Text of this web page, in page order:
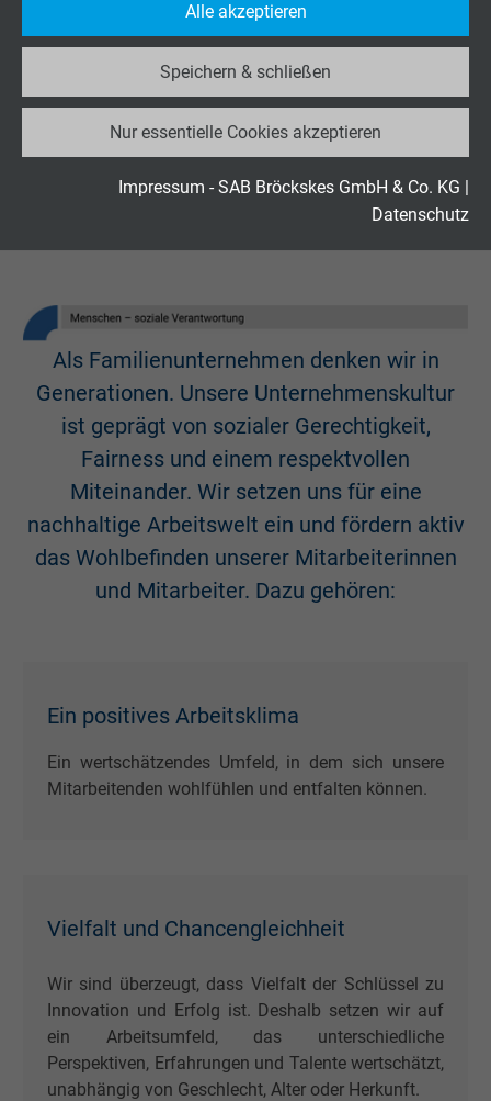
Besucher die Website nutzt.
_ga_JL6KH9WKZ9, Google Analytics
Google LLC
2 Jahre
Name _gid, Google Analytics
Laufzeit 1 Tag
Zweck
Erzeugt statistische Daten darüber, wie der
Besucher die Website nutzt.
Laufzeit
Cookie von Google für Website-Analysen.
Laufzeit 1 Jahr
Zweck
Wird verwendet, um die Aktionen eines
Benutzers auf der Website zu
Nur essentielle Cookies akzeptieren
Speichern & schließen
Alle akzeptieren
Impressum - SAB Bröckskes GmbH & Co. KG |
Datenschutz
Als Familienunternehmen denken wir in
Generationen. Unsere Unternehmenskultur
ist geprägt von sozialer Gerechtigkeit,
Fairness und einem respektvollen
Miteinander. Wir setzen uns für eine
nachhaltige Arbeitswelt ein und fördern aktiv
das Wohlbefinden unserer Mitarbeiterinnen
und Mitarbeiter. Dazu gehören:
Ein positives Arbeitsklima
Ein wertschätzendes Umfeld, in dem sich unsere
Mitarbeitenden wohlfühlen und entfalten können.
Vielfalt und Chancengleichheit
Wir sind überzeugt, dass Vielfalt der Schlüssel zu
Innovation und Erfolg ist. Deshalb setzen wir auf
ein Arbeitsumfeld, das unterschiedliche
Perspektiven, Erfahrungen und Talente wertschätzt,
unabhängig von Geschlecht, Alter oder Herkunft.